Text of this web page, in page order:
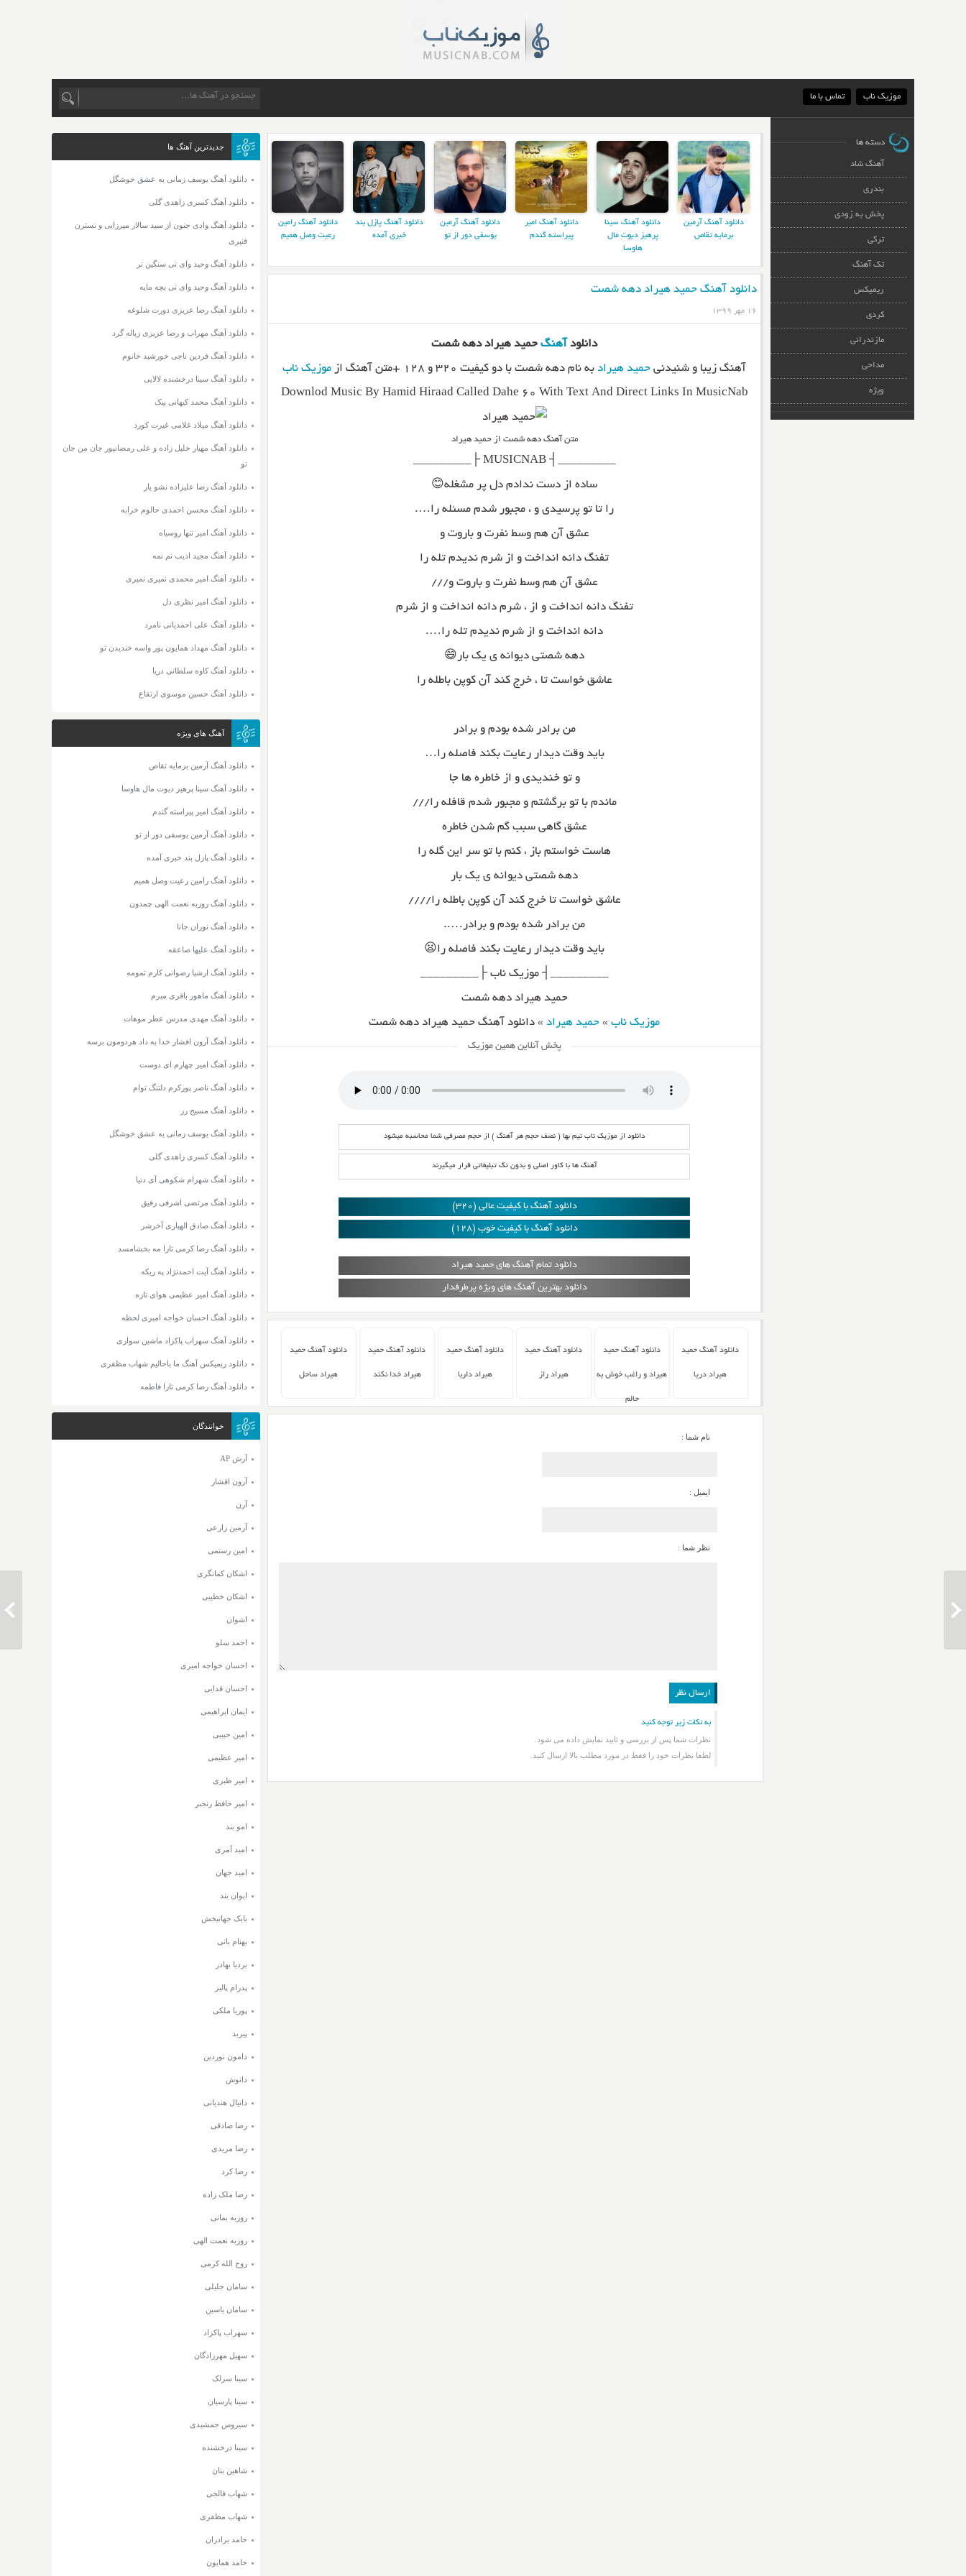
موزیک ناب تماس با ما
دانلود آهنگ آرمین
برمایه تقاص
دانلود آهنگ سینا
پرهیز دیوت مال
هاوسا
دانلود آهنگ امیر
پیراسته گندم
دانلود آهنگ آرمین
یوسفی دور از تو
دانلود آهنگ پازل بند
خبری آمده
دانلود آهنگ رامین
رعیت وصل همیم
دانلود آهنگ حمید هیراد دهه شصت
۱۶ مهر ۱۳۹۹
دانلود آهنگ حمید هیراد دهه شصت
آهنگ زیبا و شنیدنی حمید هیراد به نام دهه شصت با دو کیفیت ۳۲۰ و ۱۲۸ +متن آهنگ از
موزیک ناب
Downlod Music By Hamid Hiraad Called Dahe 60 With Text And Direct Links In MusicNab
متن آهنگ دهه شصت از حمید هیراد
_________┤ MUSICNAB ├_________
ساده از دست ندادم دل پر مشغله😊
را تا تو پرسیدی و ، مجبور شدم مسئله را….
عشق آن هم وسط نفرت و باروت و
تفنگ دانه انداخت و از شرم ندیدم تله را
عشق آن هم وسط نفرت و باروت و///
تفنگ دانه انداخت و از ، شرم دانه انداخت و از شرم
دانه انداخت و از شرم ندیدم تله را….
دهه شصتی دیوانه ی یک بار😄
عاشق خواست تا ، خرج کند آن کوپن باطله را
من برادر شده بودم و برادر
باید وقت دیدار رعایت بکند فاصله را…
و تو خندیدی و از خاطره ها جا
ماندم با تو برگشتم و مجبور شدم قافله را///
عشق گاهی سبب گم شدن خاطره
هاست خواستم باز ، کنم با تو سر این گله را
دهه شصتی دیوانه ی یک بار
عاشق خواست تا خرج کند آن کوپن باطله را////
من برادر شده بودم و برادر…..
باید وقت دیدار رعایت بکند فاصله را😦
_________┤ موزیک ناب ├_________
حمید هیراد دهه شصت
موزیک ناب » حمید هیراد » دانلود آهنگ حمید هیراد دهه شصت
پخش آنلاین همین موزیک
دانلود از موزیک ناب نیم بها ( نصف حجم هر آهنگ ) از حجم مصرفی شما محاسبه میشود
آهنگ ها با کاور اصلی و بدون تگ تبلیغاتی قرار میگیرند
دانلود آهنگ با کیفیت عالی (320)
دانلود آهنگ با کیفیت خوب (128)
دانلود تمام آهنگ های حمید هیراد
دانلود بهترین آهنگ های ویژه پرطرفدار
دانلود آهنگ حمید
هیراد دریا
دانلود آهنگ حمید
هیراد و راغب خوش به
حالم
دانلود آهنگ حمید
هیراد راز
دانلود آهنگ حمید
هیراد دلربا
دانلود آهنگ حمید
هیراد خدا نکند
دانلود آهنگ حمید
هیراد ساحل
نام شما :
ایمیل :
نظر شما :
به نکات زیر توجه کنید
نظرات شما پس از بررسی و تایید نمایش داده می شود.
لطفا نظرات خود را فقط در مورد مطلب بالا ارسال کنید.
جدیدترین آهنگ ها
دانلود آهنگ یوسف زمانی یه عشق خوشگل
دانلود آهنگ کسری زاهدی گلی
دانلود آهنگ وادی جنون از سید سالار میرزایی و نسترن
قنبری
دانلود آهنگ وحید وای تی سنگین تر
دانلود آهنگ وحید وای تی بچه مایه
دانلود آهنگ رضا عزیزی دورت شلوغه
دانلود آهنگ مهراب و رضا عزیزی زباله گرد
دانلود آهنگ فردین ناجی خورشید خانوم
دانلود آهنگ سینا درخشنده لالایی
دانلود آهنگ محمد کیهانی پیک
دانلود آهنگ میلاد غلامی غیرت کورد
دانلود آهنگ مهیار خلیل زاده و علی رمضانپور جان من جان
تو
دانلود آهنگ رضا علیزاده نشو یار
دانلود آهنگ محسن احمدی حالوم خرابه
دانلود آهنگ امیر تنها روسیاه
دانلود آهنگ مجید ادیب نم نمه
دانلود آهنگ امیر محمدی نمیری نمیری
دانلود آهنگ امیر نظری دل
دانلود آهنگ علی احمدیانی نامرد
دانلود آهنگ مهداد همایون پور واسه خندیدن تو
دانلود آهنگ کاوه سلطانی دریا
دانلود آهنگ حسین موسوی ارتفاع
آهنگ های ویژه
دانلود آهنگ آرمین برمایه تقاص
دانلود آهنگ سینا پرهیز دیوت مال هاوسا
دانلود آهنگ امیر پیراسته گندم
دانلود آهنگ آرمین یوسفی دور از تو
دانلود آهنگ پازل بند خبری آمده
دانلود آهنگ رامین رعیت وصل همیم
دانلود آهنگ روزبه نعمت الهی چمدون
دانلود آهنگ نوران جانا
دانلود آهنگ علیها صاعقه
دانلود آهنگ ارشیا رضوانی کارم تمومه
دانلود آهنگ ماهور باقری میرم
دانلود آهنگ مهدی مدرس عطر موهات
دانلود آهنگ آرون افشار خدا به داد هردومون برسه
دانلود آهنگ امیر چهارم ای دوست
دانلود آهنگ ناصر پورکرم دلتنگ توام
دانلود آهنگ مسیح رز
دانلود آهنگ یوسف زمانی یه عشق خوشگل
دانلود آهنگ کسری زاهدی گلی
دانلود آهنگ شهرام شکوهی آی دنیا
دانلود آهنگ مرتضی اشرفی رفیق
دانلود آهنگ صادق الهیاری آخرشر
دانلود آهنگ رضا کرمی تارا مه بخشامسد
دانلود آهنگ آیت احمدنژاد په ریکه
دانلود آهنگ امیر عظیمی هوای تازه
دانلود آهنگ احسان خواجه امیری لحظه
دانلود آهنگ سهراب پاکزاد ماشین سواری
دانلود ریمیکس آهنگ ما باحالیم شهاب مظفری
دانلود آهنگ رضا کرمی تارا فاطمه
خوانندگان
آرش AP
آرون افشار
آرن
آرمین زارعی
امین رستمی
اشکان کمانگری
اشکان خطیبی
اشوان
احمد سلو
احسان خواجه امیری
احسان فدایی
ایمان ابراهیمی
امین حبیبی
امیر عظیمی
امیر طبری
امیر حافظ رنجبر
امو بند
امید آمری
امید جهان
ایوان بند
بابک جهانبخش
بهنام بانی
بردیا بهادر
پدرام پالیز
پوریا ملکی
پیربد
دامون نوردین
دانوش
دانیال هندیانی
رضا صادقی
رضا مریدی
رضا کرد
رضا ملک زاده
روزبه بمانی
روزبه نعمت الهی
روح الله کرمی
سامان جلیلی
سامان یاسین
سهراب پاکزاد
سهیل مهرزادگان
سینا سرلک
سینا پارسیان
سیروس جمشیدی
سینا درخشنده
شاهین بنان
شهاب فالجی
شهاب مظفری
حامد برادران
حامد همایون
دسته ها
آهنگ شاد
بندری
پخش به زودی
ترکی
تک آهنگ
ریمیکس
کردی
مازندرانی
مداحی
ویژه